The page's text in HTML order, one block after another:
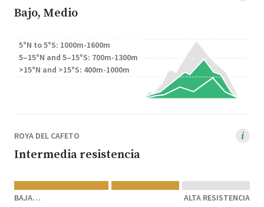
Bajo, Medio
5°N to 5°S: 1000m-1600m
5–15°N and 5–15°S: 700m-1300m
>15°N and >15°S: 400m-1000m
ROYA DEL CAFETO
Intermedia resistencia
BAJA
ALTA RESISTENCIA